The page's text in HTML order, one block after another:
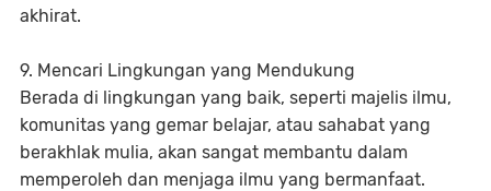
akhirat.
9. Mencari Lingkungan yang Mendukung
Berada di lingkungan yang baik, seperti majelis ilmu,
komunitas yang gemar belajar, atau sahabat yang
berakhlak mulia, akan sangat membantu dalam
memperoleh dan menjaga ilmu yang bermanfaat.